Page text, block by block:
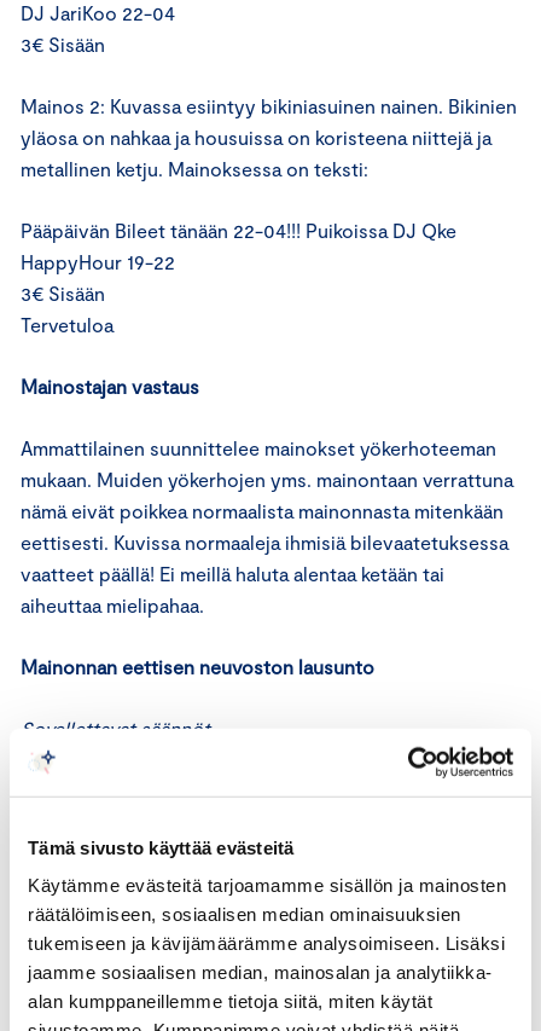
Tämä sivusto käyttää evästeitä
Käytämme evästeitä tarjoamamme sisällön ja mainosten
räätälöimiseen, sosiaalisen median ominaisuuksien
tukemiseen ja kävijämäärämme analysoimiseen. Lisäksi
jaamme sosiaalisen median, mainosalan ja analytiikka-
alan kumppaneillemme tietoja siitä, miten käytät
DJ JariKoo 22-04
3€ Sisään
Mainos 2: Kuvassa esiintyy bikiniasuinen nainen. Bikinien
yläosa on nahkaa ja housuissa on koristeena niittejä ja
metallinen ketju. Mainoksessa on teksti:
Pääpäivän Bileet tänään 22-04!!! Puikoissa DJ Qke
HappyHour 19-22
3€ Sisään
Tervetuloa
Mainostajan vastaus
Ammattilainen suunnittelee mainokset yökerhoteeman
mukaan. Muiden yökerhojen yms. mainontaan verrattuna
nämä eivät poikkea normaalista mainonnasta mitenkään
eettisesti. Kuvissa normaaleja ihmisiä bilevaatetuksessa
vaatteet päällä! Ei meillä haluta alentaa ketään tai
aiheuttaa mielipahaa.
Mainonnan eettisen neuvoston lausunto
Sovellettavat säännöt
markkinoinnissa ei saa sallia syrjintää, joka perustuu
esimerkiksi sukupuoleen.
Mainonnan eettisen neuvoston hyvää markkinointitapaa
koskevien periaatteiden 1 kohdan mukaan mainos on
hyvän markkinointitavan vastainen, jos